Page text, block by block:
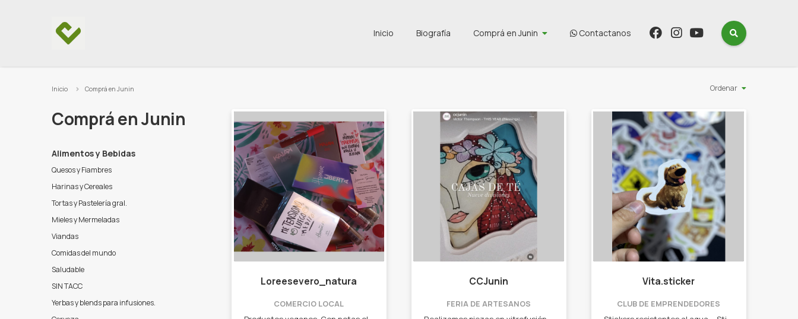
Inicio Biografía Comprá en Junin Contactanos
Inicio Comprá en Junin
Comprá en Junin
Alimentos y Bebidas
Quesos y Fiambres
Harinas y Cereales
Tortas y Pastelería gral.
Mieles y Mermeladas
Viandas
Comidas del mundo
Saludable
SIN TACC
Yerbas y blends para infusiones.
Ordenar
Loreesevero_natura
COMERCIO LOCAL
CCJunin
FERIA DE ARTESANOS
Vita.sticker
CLUB DE EMPRENDEDORES